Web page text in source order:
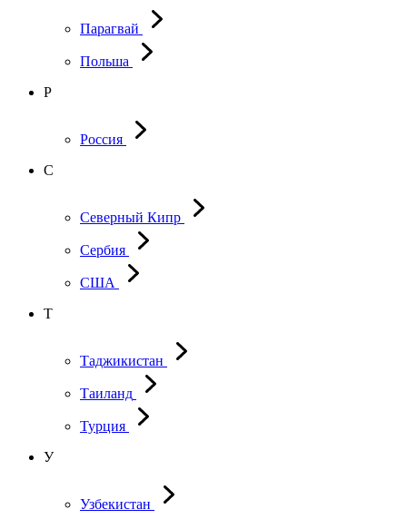
Парагвай
Польша
Р
Россия
С
Северный Кипр
Сербия
США
Т
Таджикистан
Таиланд
Турция
У
Узбекистан